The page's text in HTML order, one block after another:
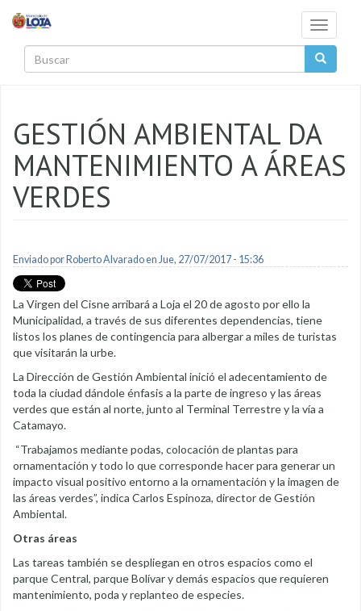
Toggle
GESTIÓN AMBIENTAL DA
MANTENIMIENTO A ÁREAS
VERDES
Enviado por Roberto Alvaradoen Jue, 27/07/2017 - 15:36
La Virgen del Cisne arribará a Loja el 20 de agosto por ello la
Municipalidad, a través de sus diferentes dependencias, tiene
listos los planes de contingencia para albergar a miles de turistas
que visitarán la urbe.
La Dirección de Gestión Ambiental inició el adecentamiento de
toda la ciudad dándole énfasis a la parte de ingreso y las áreas
verdes que están al norte, junto al Terminal Terrestre y la vía a
Catamayo.
“Trabajamos mediante podas, colocación de plantas para
ornamentación y todo lo que corresponde hacer para generar un
impacto visual positivo entorno a la ornamentación y la imagen de
las áreas verdes”, indica Carlos Espinoza, director de Gestión
Ambiental.
Otras áreas
Las tareas también se despliegan en otros espacios como el
parque Central, parque Bolívar y demás espacios que requieren
mantenimiento, poda y replanteo de especies.